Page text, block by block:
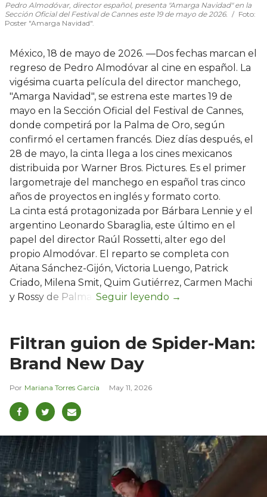
Pedro Almodóvar, director español, presenta "Amarga Navidad" en la
Sección Oficial del Festival de Cannes este 19 de mayo de 2026.
Foto:
Poster "Amarga Navidad".
México, 18 de mayo de 2026. —Dos fechas marcan el
regreso de Pedro Almodóvar al cine en español. La
vigésima cuarta película del director manchego,
"Amarga Navidad", se estrena este martes 19 de
mayo en la Sección Oficial del Festival de Cannes,
donde competirá por la Palma de Oro, según
confirmó el certamen francés. Diez días después, el
28 de mayo, la cinta llega a los cines mexicanos
distribuida por Warner Bros. Pictures. Es el primer
largometraje del manchego en español tras cinco
años de proyectos en inglés y formato corto.
La cinta está protagonizada por Bárbara Lennie y el
argentino Leonardo Sbaraglia, este último en el
papel del director Raúl Rossetti, alter ego del
propio Almodóvar. El reparto se completa con
Aitana Sánchez-Gijón, Victoria Luengo, Patrick
Criado, Milena Smit, Quim Gutiérrez, Carmen Machi
y Rossy de Palma.
Filtran guion de Spider-Man:
Brand New Day
Mariana Torres García May 11, 2026